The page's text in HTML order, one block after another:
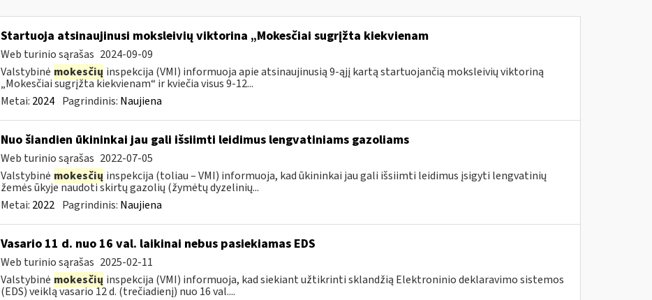
Startuoja atsinaujinusi moksleivių viktorina „Mokesčiai sugrįžta kiekvienam
Web turinio sąrašas 2024-09-09
Valstybinė mokesčių inspekcija (VMI) informuoja apie atsinaujinusią 9-ąjį kartą startuojančią moksleivių viktoriną
„Mokesčiai sugrįžta kiekvienam“ ir kviečia visus 9-12...
Metai: 2024 Pagrindinis: Naujiena
Nuo šiandien ūkininkai jau gali išsiimti leidimus lengvatiniams gazoliams
Web turinio sąrašas 2022-07-05
Valstybinė mokesčių inspekcija (toliau – VMI) informuoja, kad ūkininkai jau gali išsiimti leidimus įsigyti lengvatinių
žemės ūkyje naudoti skirtų gazolių (žymėtų dyzelinių...
Metai: 2022 Pagrindinis: Naujiena
Vasario 11 d. nuo 16 val. laikinai nebus pasiekiamas EDS
Web turinio sąrašas 2025-02-11
Valstybinė mokesčių inspekcija (VMI) informuoja, kad siekiant užtikrinti sklandžią Elektroninio deklaravimo sistemos
(EDS) veiklą vasario 12 d. (trečiadienį) nuo 16 val....